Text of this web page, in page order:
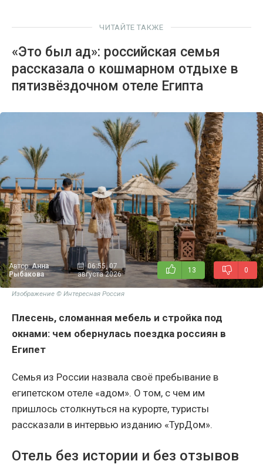
ЧИТАЙТЕ ТАКЖЕ
«Это был ад»: российская семья
рассказала о кошмарном отдыхе в
пятизвёздочном отеле Египта
Автор:Анна
Рыбакова
06:55, 07
августа 2026
13 0
Изображение © Интересная Россия
Плесень, сломанная мебель и стройка под
окнами: чем обернулась поездка россиян в
Египет
Семья из России назвала своё пребывание в
египетском отеле «адом». О том, с чем им
пришлось столкнуться на курорте, туристы
рассказали в интервью изданию «ТурДом».
Отель без истории и без отзывов